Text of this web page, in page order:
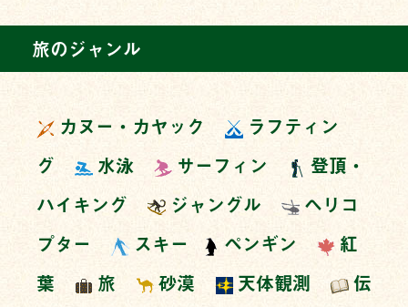
旅のジャンル
カヌー・カヤック
ラフティン
グ
水泳 サーフィン
登頂・
ハイキング
ジャングル
ヘリコ
プター
スキー ペンギン
紅
葉
旅 砂漠 天体観測
伝